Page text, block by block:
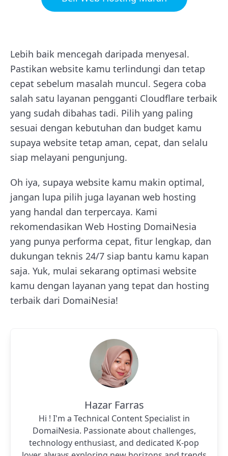
Lebih baik mencegah daripada menyesal.
Pastikan website kamu terlindungi dan tetap
cepat sebelum masalah muncul. Segera coba
salah satu layanan pengganti Cloudflare terbaik
yang sudah dibahas tadi. Pilih yang paling
sesuai dengan kebutuhan dan budget kamu
supaya website tetap aman, cepat, dan selalu
siap melayani pengunjung.
Oh iya, supaya website kamu makin optimal,
jangan lupa pilih juga layanan web hosting
yang handal dan terpercaya. Kami
rekomendasikan Web Hosting DomaiNesia
yang punya performa cepat, fitur lengkap, dan
dukungan teknis 24/7 siap bantu kamu kapan
saja. Yuk, mulai sekarang optimasi website
kamu dengan layanan yang tepat dan hosting
terbaik dari DomaiNesia!
Hazar Farras
Hi ! I'm a Technical Content Specialist in
DomaiNesia. Passionate about challenges,
technology enthusiast, and dedicated K-pop